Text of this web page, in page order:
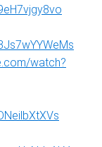
watch?